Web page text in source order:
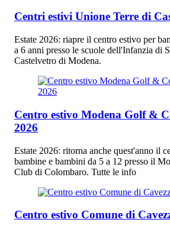
Centri estivi Unione Terre di
Estate 2026: riapre il centro estivo per
a 6 anni presso le scuole dell'Infanzia di
Castelvetro di Modena.
Centro estivo Modena Golf &
2026
Estate 2026: ritorna anche quest'anno il
bambine e bambini da 5 a 12 presso il
Club di Colombaro. Tutte le info
Centro estivo Comune di